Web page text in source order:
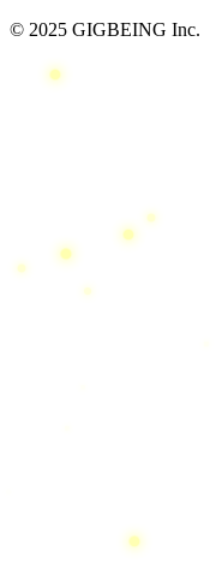
© 2025 GIGBEING Inc.